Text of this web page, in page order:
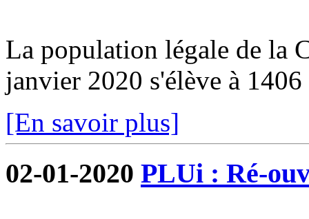
La population légale de la
janvier 2020 s'élève à
[En savoir plus]
02-01-2020 PLUi : Ré-